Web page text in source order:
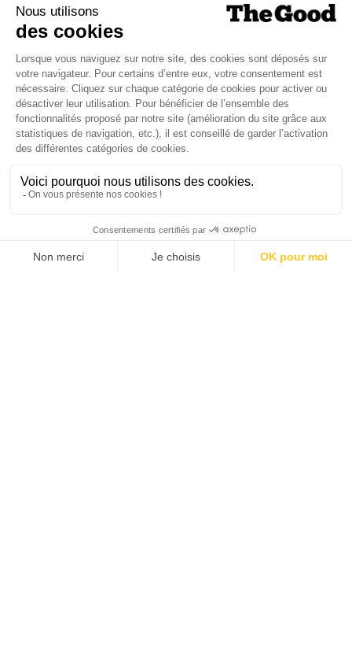
Dans ce numéro, enquête : Comment les
médias luttent-ils contre la désinformation ? |
Palmarès complet du Grand Prix de la Good
Économie 2025 | La grande interview de Marc
Gomes, CEO France & Chief People Officer
EMEA chez The Adecco Group
J'ACHÈTE LE NUMÉRO
JE M'ABONNE 1 AN - 4 NUM.